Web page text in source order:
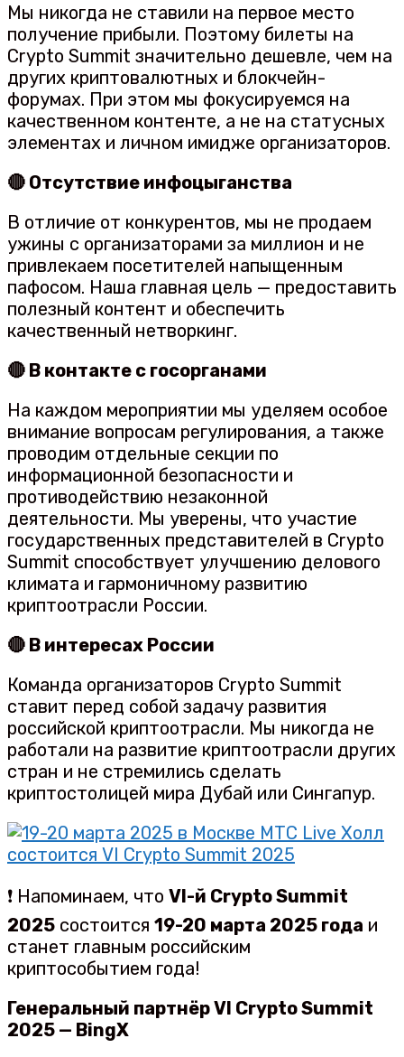
Мы никогда не ставили на первое место
получение прибыли. Поэтому билеты на
Crypto Summit значительно дешевле, чем на
других криптовалютных и блокчейн-
форумах. При этом мы фокусируемся на
качественном контенте, а не на статусных
элементах и личном имидже организаторов.
🔴 Отсутствие инфоцыганства
В отличие от конкурентов, мы не продаем
ужины с организаторами за миллион и не
привлекаем посетителей напыщенным
пафосом. Наша главная цель — предоставить
полезный контент и обеспечить
качественный нетворкинг.
🔴 В контакте с госорганами
На каждом мероприятии мы уделяем особое
внимание вопросам регулирования, а также
проводим отдельные секции по
информационной безопасности и
противодействию незаконной
деятельности. Мы уверены, что участие
государственных представителей в Crypto
Summit способствует улучшению делового
климата и гармоничному развитию
криптоотрасли России.
🔴 В интересах России
Команда организаторов Crypto Summit
ставит перед собой задачу развития
российской криптоотрасли. Мы никогда не
работали на развитие криптоотрасли других
стран и не стремились сделать
криптостолицей мира Дубай или Сингапур.
❗️ Напоминаем, что VI-й Crypto Summit
2025 состоится 19-20 марта 2025 года и
станет главным российским
криптособытием года!
Генеральный партнёр VI Crypto Summit
2025 — BingX